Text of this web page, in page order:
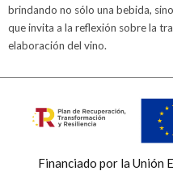
brindando no sólo una bebida,
que invita a la reflexión sobre la
elaboración del vino.
Financiado por la Unión